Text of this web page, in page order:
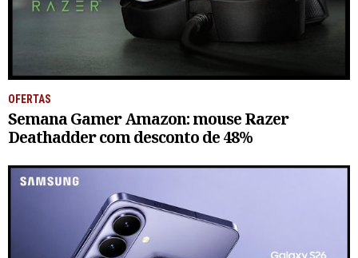
OFERTAS
Semana Gamer Amazon: mouse Razer
Deathadder com desconto de 48%